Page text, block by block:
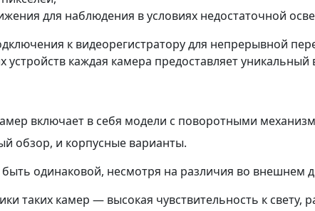
для наблюдения в условиях недостаточной
к видеорегистратору для непрерывной
каждая камера предоставляет уникальный
включает в себя модели с поворотными
обзор, и корпусные варианты.
одинаковой, несмотря на различия во внешнем
таких камер — высокая чувствительность к свету,